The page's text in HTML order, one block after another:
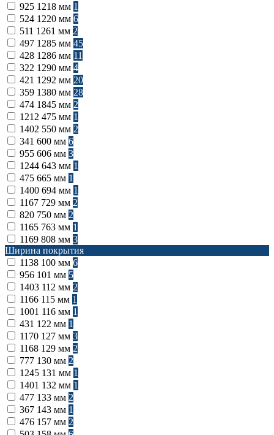
925 1218 мм 1
524 1220 мм 6
511 1261 мм 2
497 1285 мм 45
428 1286 мм 11
322 1290 мм 4
421 1292 мм 20
359 1380 мм 28
474 1845 мм 2
1212 475 мм 1
1402 550 мм 2
341 600 мм 6
955 606 мм 3
1244 643 мм 1
475 665 мм 1
1400 694 мм 1
1167 729 мм 2
820 750 мм 2
1165 763 мм 1
1169 808 мм 3
Ширина покрытия
1138 100 мм 6
956 101 мм 5
1403 112 мм 2
1166 115 мм 1
1001 116 мм 1
431 122 мм 1
1170 127 мм 3
1168 129 мм 2
777 130 мм 2
1245 131 мм 1
1401 132 мм 1
477 133 мм 2
367 143 мм 1
476 157 мм 2